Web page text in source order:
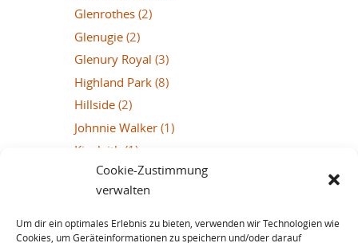
Cookie-Zustimmung
verwalten
Um dir ein optimales Erlebnis zu bieten, verwenden wir Technologien wie
Cookies, um Geräteinformationen zu speichern und/oder darauf
Glenrothes (2)
Glenugie (2)
Glenury Royal (3)
Highland Park (8)
Hillside (2)
Johnnie Walker (1)
Kinclaith (1)
Lagavulin (7)
Laphroaig (10)
Linkwood (3)